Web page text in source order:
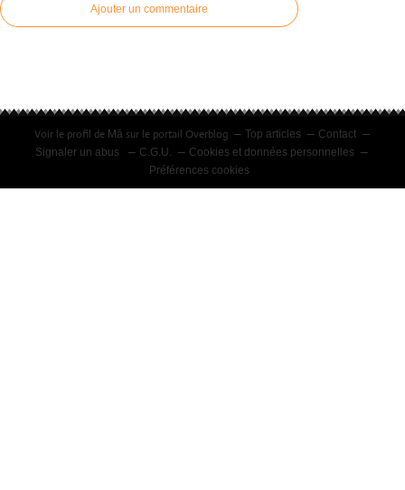
Ajouter un commentaire
Voir le profil de Mā sur le portail Overblog Top articles
Contact
Signaler un abus
C.G.U.
Cookies et données personnelles
Préférences cookies